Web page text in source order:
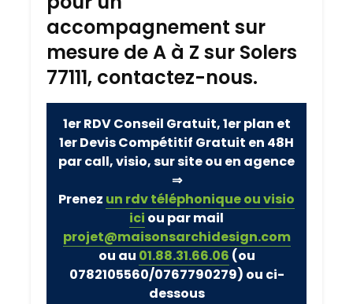
accompagnement sur
mesure de A à Z sur Solers
77111, contactez-nous.
1er RDV Conseil Gratuit, 1er plan et
1er Devis Compétitif Gratuit en 48H
par call, visio, sur site ou en agence
⇒
Prenez un rdv téléphonique ou visio
ici ou par mail
projet@maisonsarchidesign.com
ou au 01.88.31.66.06 (ou
0782105560/0767790279) ou ci-
dessous